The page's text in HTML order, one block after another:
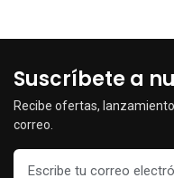
Suscríbete a
Recibe ofertas,
correo.